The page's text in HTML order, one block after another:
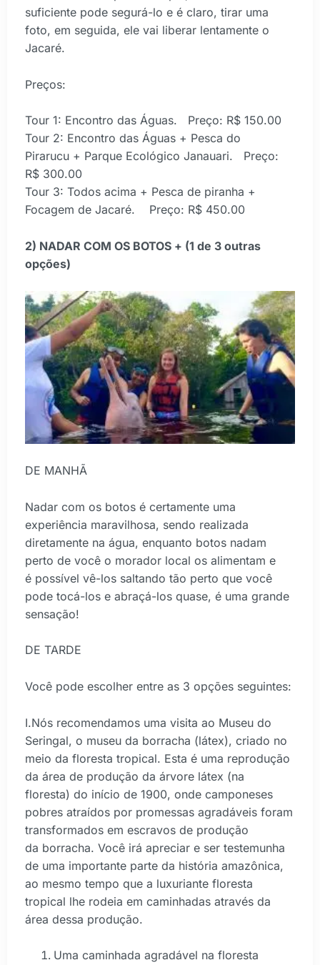
suficiente pode segurá-lo e é claro, tirar uma
foto, em seguida, ele vai liberar lentamente o
Jacaré.
Preços:
Tour 1: Encontro das Águas. Preço: R$ 150.00
Tour 2: Encontro das Águas + Pesca do
Pirarucu + Parque Ecológico Janauari. Preço:
R$ 300.00
Tour 3: Todos acima + Pesca de piranha +
Focagem de Jacaré. Preço: R$ 450.00
2) NADAR COM OS BOTOS + (1 de 3 outras
opções)
DE MANHÃ
Nadar com os botos é certamente uma
experiência maravilhosa, sendo realizada
diretamente na água, enquanto botos nadam
perto de você o morador local os alimentam e
é possível vê-los saltando tão perto que você
pode tocá-los e abraçá-los quase, é uma grande
sensação!
DE TARDE
Você pode escolher entre as 3 opções seguintes:
I.Nós recomendamos uma visita ao Museu do
Seringal, o museu da borracha (látex), criado no
meio da floresta tropical. Esta é uma reprodução
da área de produção da árvore látex (na
floresta) do início de 1900, onde camponeses
pobres atraídos por promessas agradáveis foram
transformados em escravos de produção
da borracha. Você irá apreciar e ser testemunha
de uma importante parte da história amazônica,
ao mesmo tempo que a luxuriante floresta
tropical lhe rodeia em caminhadas através da
área dessa produção.
Uma caminhada agradável na floresta